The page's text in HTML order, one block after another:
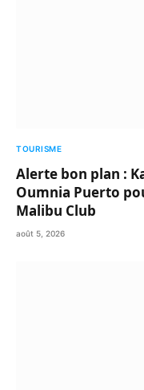
TOURISME
Alerte bon plan :
Oumnia Puerto
Malibu Club
août 5, 2026